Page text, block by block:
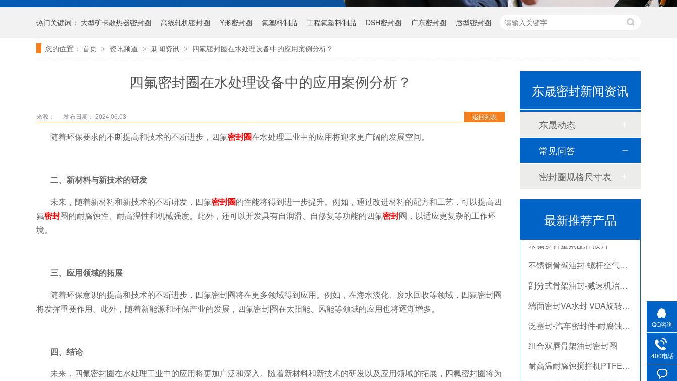
热门关键词： 大型矿卡散热器密封圈 高线轧机密封圈 Y形密封圈 氟塑料制品 工程氟塑料制品 DSH密封圈 广东密封圈 唇型密封圈
唇形密封圈 泛塞密封圈
您的位置： 首页 > 资讯频道 > 新闻资讯 > 四氟密封圈在水处理设备中的应用案例分析？
四氟密封圈在水处理设备中的应用案例分析？
返回列表
来源： 发布日期： 2024.06.03
随着环保要求的不断提高和技术的不断进步，四氟密封圈在水处理工业中的应用将迎来更广阔的发展空间。
二、新材料与新技术的研发
未来，随着新材料和新技术的不断研发，四氟密封圈的性能将得到进一步提升。例如，通过改进材料的配方和工艺，可以提高四
氟密封圈的耐腐蚀性、耐高温性和机械强度。此外，还可以开发具有自润滑、自修复等功能的四氟密封圈，以适应更复杂的工作环
境。
三、应用领域的拓展
随着环保意识的提高和技术的不断进步，四氟密封圈将在更多领域得到应用。例如，在海水淡化、废水回收等领域，四氟密封圈
将发挥重要作用。此外，随着新能源和环保产业的发展，四氟密封圈在太阳能、风能等领域的应用也将逐渐增多。
四、结论
未来，四氟密封圈在水处理工业中的应用将更加广泛和深入。随着新材料和新技术的研发以及应用领域的拓展，四氟密封圈将为
东晟密封新闻资讯
东晟动态
常见问答
密封圈规格尺寸表
最新推荐产品
组合双唇骨架油封密封圈
气动隔膜泵膜片
计量泵加药泵密封圈隔膜片
米顿罗计量泵配件膜片
QQ咨询
400电话